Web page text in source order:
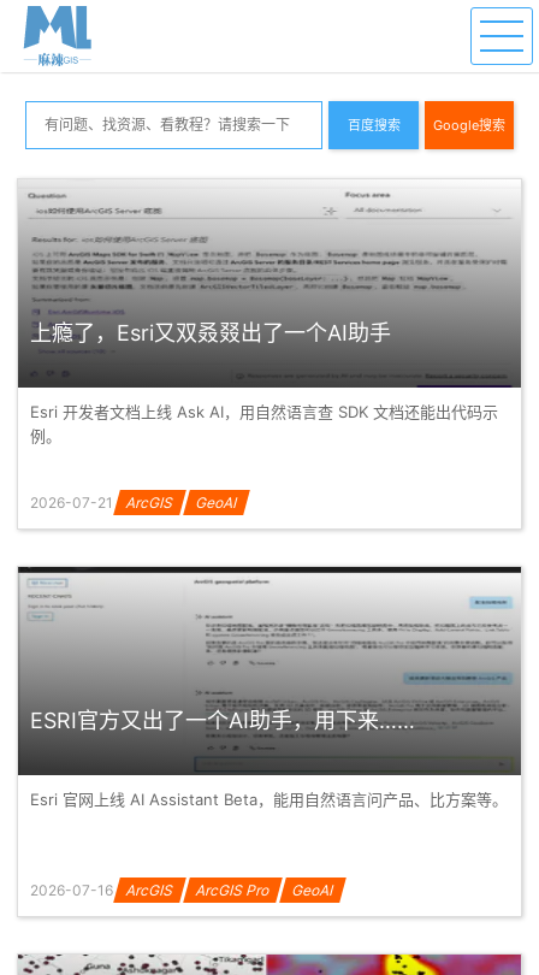
百度搜索 Google搜索
上瘾了，Esri又双叒叕出了一个AI助手
Esri 开发者文档上线 Ask AI，用自然语言查 SDK 文档还能出代码示
例。
2026-07-21 ArcGIS GeoAI
ESRI官方又出了一个AI助手，用下来……
Esri 官网上线 AI Assistant Beta，能用自然语言问产品、比方案等。
2026-07-16 ArcGIS ArcGIS Pro GeoAI